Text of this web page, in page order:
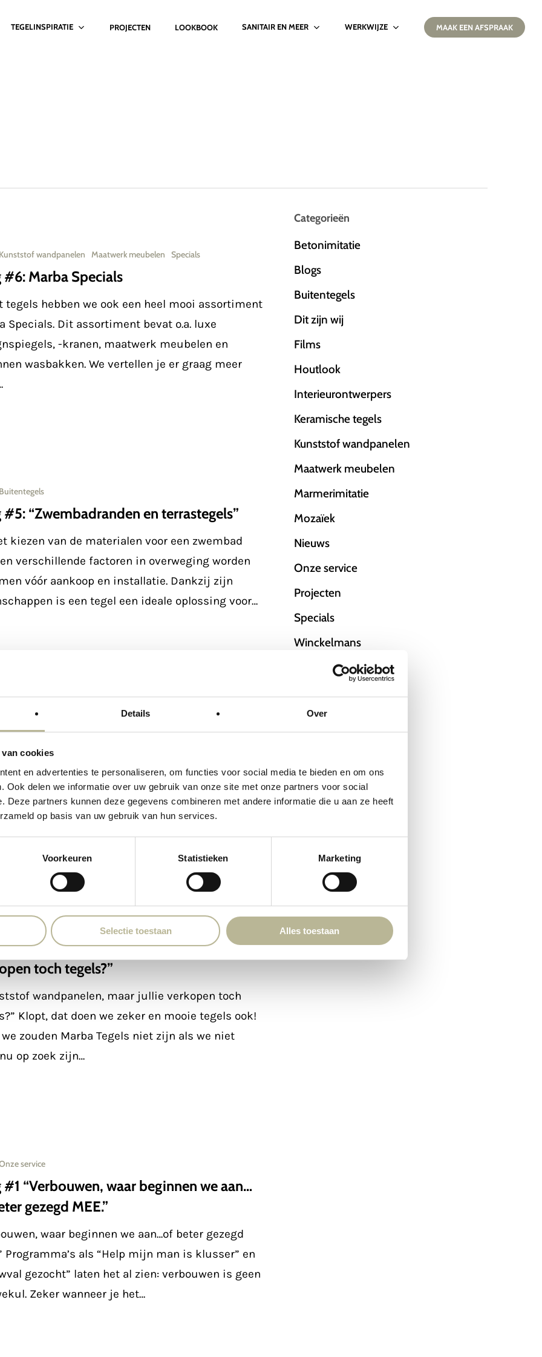
Details Over
cookies
en advertenties te personaliseren, om functies voor social media te bieden en om ons
Ook delen we informatie over uw gebruik van onze site met onze partners voor social
Deze partners kunnen deze gegevens combineren met andere informatie die u aan ze heeft
op basis van uw gebruik van hun services.
Voorkeuren Statistieken Marketing
Selectie toestaan Alles toestaan
TEGELINSPIRATIE PROJECTEN LOOKBOOK SANITAIR EN MEER WERKWIJZE MAAK EEN AFSPRAAK
Kunststof wandpanelen Maatwerk meubelen Specials
#6: Marba Specials
tegels hebben we ook een heel mooi assortiment
Specials. Dit assortiment bevat o.a. luxe
-kranen, maatwerk meubelen en
wasbakken. We vertellen je er graag meer
Buitentegels
#5: “Zwembadranden en terrastegels”
kiezen van de materialen voor een zwembad
verschillende factoren in overweging worden
vóór aankoop en installatie. Dankzij zijn
is een tegel een ideale oplossing voor…
Marmerimitatie Specials
#3: “Slabs, of te wel XXL tegels”
Wat zijn dat?” Slabs zijn grote tegels met een
van maar liefst 300 x 150 cm, en daardoor de
oplossing voor jouw interieurproject. De opties
Kunststof wandpanelen
#2: “Kunststof wandpanelen, maar jullie
toch tegels?”
wandpanelen, maar jullie verkopen toch
Klopt, dat doen we zeker en mooie tegels ook!
we zouden Marba Tegels niet zijn als we niet
op zoek zijn…
service
#1 “Verbouwen, waar beginnen we aan…
gezegd MEE.”
waar beginnen we aan…of beter gezegd
Programma’s als “Help mijn man is klusser” en
gezocht” laten het al zien: verbouwen is geen
Zeker wanneer je het…
Categorieën
Betonimitatie
Blogs
Buitentegels
Dit zijn wij
Films
Houtlook
Interieurontwerpers
Keramische tegels
Kunststof wandpanelen
Maatwerk meubelen
Marmerimitatie
Mozaïek
Nieuws
Onze service
Projecten
Specials
Winckelmans